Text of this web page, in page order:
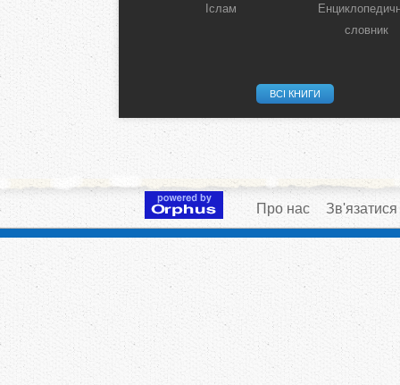
Іслам
словник
ВСІ КНИГИ
Про нас